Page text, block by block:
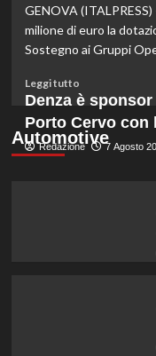
mangiare
bene
con
ridotto
secondo
l’esperta
GENOVA
milione di euro la
Sostegno ai Gruppi
Leggi tuttoLeggi
di
più
su
Liguria
Automotive
Denza è
Porto Cervo con
Redazione 7 Agosto